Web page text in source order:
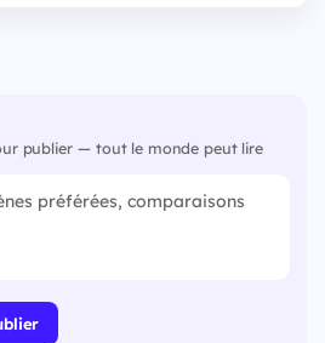
publier — tout le monde peut lire